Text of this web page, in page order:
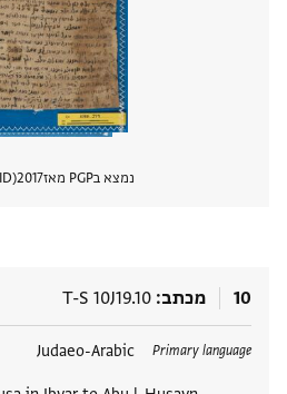
נמצא בPGP מאז 2017
10 מכתב T-S 10J19.10
Primary language
Judaeo-Arabic תגים